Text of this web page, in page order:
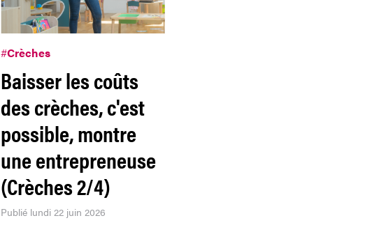
#Crèches
Baisser les coûts
des crèches, c'est
possible, montre
une entrepreneuse
(Crèches 2/4)
Publié lundi 22 juin 2026